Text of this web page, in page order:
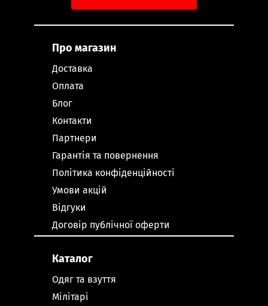
Про магазин
Доставка
Оплата
Блог
Контакти
Партнери
Гарантія та повернення
Політика конфіденційності
Умови акцій
Відгуки
Договір публічної оферти
Каталог
Одяг та взуття
Мілітарі